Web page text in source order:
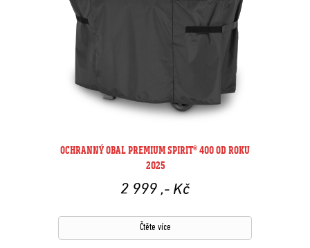
OCHRANNÝ OBAL PREMIUM SPIRIT® 400 OD ROKU
2025
2 999 ,- Kč
Čtěte více